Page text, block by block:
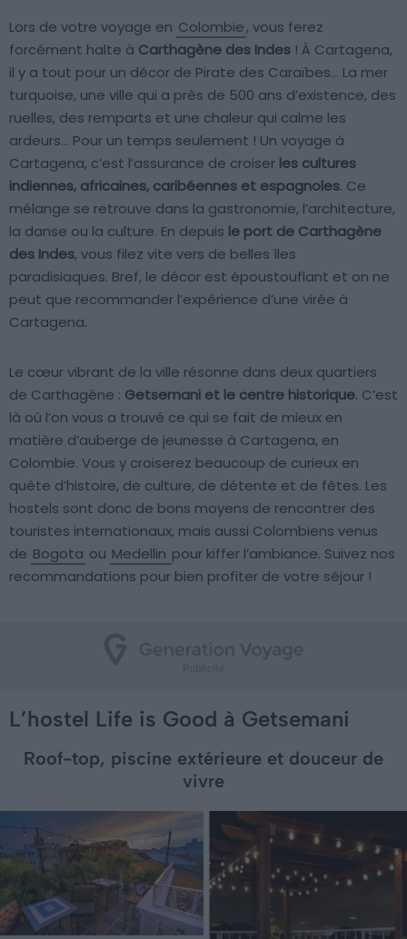
Lors de votre voyage en Colombie, vous ferez
forcément halte à Carthagène des Indes ! À Cartagena,
il y a tout pour un décor de Pirate des Caraïbes… La mer
turquoise, une ville qui a près de 500 ans d’existence, des
ruelles, des remparts et une chaleur qui calme les
ardeurs… Pour un temps seulement ! Un voyage à
Cartagena, c’est l’assurance de croiser les cultures
indiennes, africaines, caribéennes et espagnoles. Ce
mélange se retrouve dans la gastronomie, l’architecture,
la danse ou la culture. En depuis le port de Carthagène
des Indes, vous filez vite vers de belles îles
paradisiaques. Bref, le décor est époustouflant et on ne
peut que recommander l’expérience d’une virée à
Cartagena.
Le cœur vibrant de la ville résonne dans deux quartiers
de Carthagène : Getsemani et le centre historique. C’est
là où l’on vous a trouvé ce qui se fait de mieux en
matière d’auberge de jeunesse à Cartagena, en
Colombie. Vous y croiserez beaucoup de curieux en
quête d’histoire, de culture, de détente et de fêtes. Les
hostels sont donc de bons moyens de rencontrer des
touristes internationaux, mais aussi Colombiens venus
de Bogota ou Medellin pour kiffer l’ambiance. Suivez nos
recommandations pour bien profiter de votre séjour !
L’hostel Life is Good à Getsemani
Roof-top, piscine extérieure et douceur de
vivre